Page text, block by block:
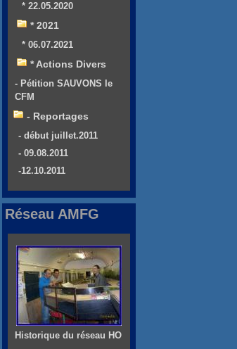
* 22.05.2020
* 2021
* 06.07.2021
* Actions Divers
- Pétition SAUVONS le
CFM
- Reportages
- début juillet.2011
- 09.08.2011
-12.10.2011
Réseau AMFG
Historique du réseau HO